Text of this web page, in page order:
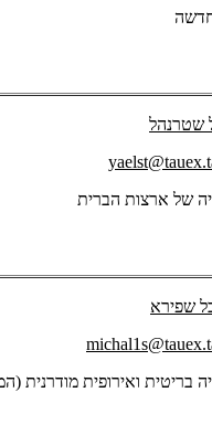
שטרנהל
של ארצות הברית
שפירא
בריטית ואירופית מודרנית (המאה ה-19